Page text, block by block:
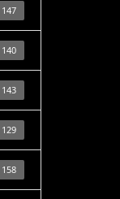
147
140
143
129
158